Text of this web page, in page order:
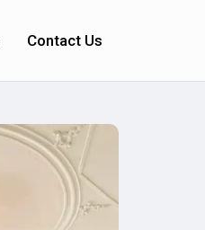
Contact Us